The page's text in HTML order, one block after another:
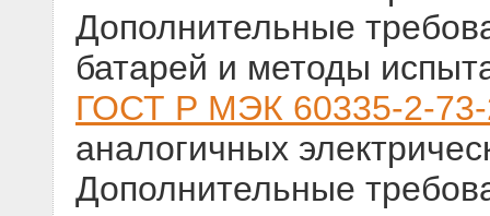
Дополнительные
батарей и методы
ГОСТ Р МЭК 60335-2-
аналогичных
Дополнительные